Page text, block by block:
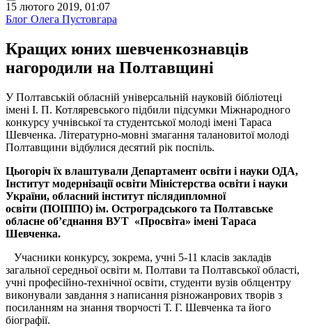
15 лютого 2019, 01:07
Блог Олега Пустовгара
Кращих юних шевченкознавців
нагородили на Полтавщині
У Полтавській обласній універсальній науковій бібліотеці
імені І. П. Котляревського підбили підсумки Міжнародного
конкурсу учнівської та студентської молоді імені Тараса
Шевченка. Літературно-мовні змагання талановитої молоді
Полтавщини відбулися десятий рік поспіль.
Цьогоріч їх влаштували Департамент освіти і науки ОДА,
Інститут модернізації освіти Міністерства освіти і науки
України, обласний інститут післядипломної
освіти (ПОІППО) ім. Остроградського та Полтавське
обласне об’єднання ВУТ «Просвіта» імені Тараса
Шевченка.
Учасники конкурсу, зокрема, учні 5-11 класів закладів
загальної середньої освіти м. Полтави та Полтавської області,
учні професійно-технічної освіти, студенти вузів облцентру
виконували завдання з написання різножанрових творів з
посиланням на знання творчості Т. Г. Шевченка та його
біографії.